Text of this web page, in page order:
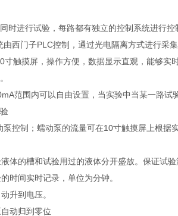
时进行试验，每路都有独立的控制系统进行控
西门子PLC控制，通过光电隔离方式进行采
触摸屏，操作方便，数据显示直观，能够实
范围内可以自由设置，当实验中当某一路
控制；蠕动泵的流量可在10寸触摸屏上根据
体的槽和试验用过的液体分开盛放。保证试验
时间实时记录，单位为分钟。
升到电压。
动归到零位